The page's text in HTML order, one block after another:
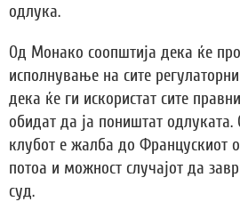
одлука.
Од Монако соопштија дека ќе
исполнување на сите
дека ќе ги искористат сите
обидат да ја поништат одлуката.
клубот е жалба до Францускиот
потоа и можност случајот да
суд.